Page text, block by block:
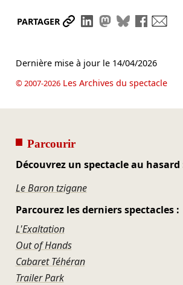
PARTAGER Partager le lien
Partager sur
Partager sur
Partager
Dernière mise à jour le 14/04/2026
© 2007-2026Les Archives du spectacle
Parcourir
Découvrez un spectacle au hasard
Le Baron tzigane
Parcourez les derniers spectacles :
L'Exaltation
Out of Hands
Cabaret Téhéran
Trailer Park